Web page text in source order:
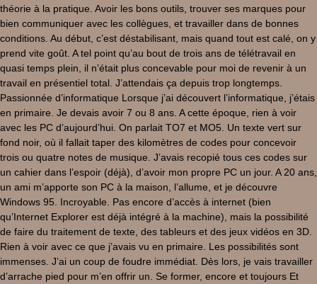
théorie à la pratique. Avoir les bons outils, trouver ses marques pour
bien communiquer avec les collègues, et travailler dans de bonnes
conditions. Au début, c’est déstabilisant, mais quand tout est calé, on y
prend vite goût. A tel point qu’au bout de trois ans de télétravail en
quasi temps plein, il n’était plus concevable pour moi de revenir à un
travail en présentiel total. J’attendais ça depuis trop longtemps.
Passionnée d’informatique Lorsque j’ai découvert l’informatique, j’étais
en primaire. Je devais avoir 7 ou 8 ans. A cette époque, rien à voir
avec les PC d’aujourd’hui. On parlait TO7 et MO5. Un texte vert sur
fond noir, où il fallait taper des kilomètres de codes pour concevoir
trois ou quatre notes de musique. J’avais recopié tous ces codes sur
un cahier dans l’espoir (déjà), d’avoir mon propre PC un jour. A 20 ans,
un ami m’apporte son PC à la maison, l’allume, et je découvre
Windows 95. Incroyable. Pas encore d’accès à internet (bien
qu’Internet Explorer est déjà intégré à la machine), mais la possibilité
de faire du traitement de texte, des tableurs et des jeux vidéos en 3D.
Rien à voir avec ce que j’avais vu en primaire. Les possibilités sont
immenses. J’ai un coup de foudre immédiat. Dès lors, je vais travailler
d’arrache pied pour m’en offrir un. Se former, encore et toujours Et